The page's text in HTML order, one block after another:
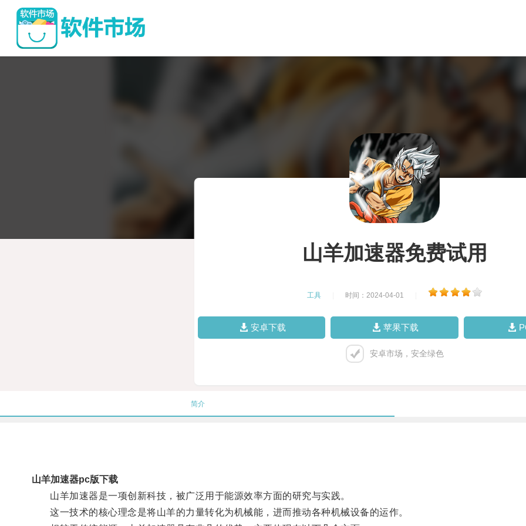
山羊加速器免费试用
工具 时间：2024-04-01
安卓下载 苹果下载
安卓市场，安全绿色
简介
山羊加速器pc版下载
山羊加速器是一项创新科技，被广泛用于能源效率方面的研究与实践。
这一技术的核心理念是将山羊的力量转化为机械能，进而推动各种机械设备的运作。